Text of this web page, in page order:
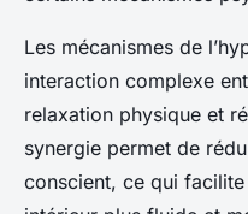
Les mécanismes de
interaction complexe
relaxation physique et
synergie permet de
conscient, ce qui facilite